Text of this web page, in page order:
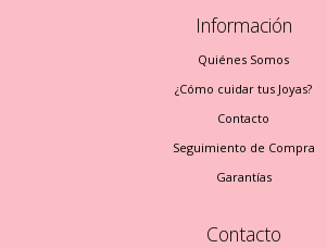
Información
Quiénes Somos
¿Cómo cuidar tus Joyas?
Contacto
Seguimiento de Compra
Garantías
Contacto